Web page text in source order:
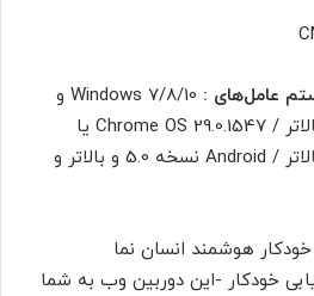
عامل‌های :
Windows 7/8/10 و
بالاتر / Mac OS 10.6 یا بالاتر / Chrome OS 29.0.1547 یا
بالاتر / Linux 2.6.24 یا بالاتر / Android نسخه 5.0 و بالاتر و
خودکار هوشمند انسان نما
خودکار -این دوربین وب به شما